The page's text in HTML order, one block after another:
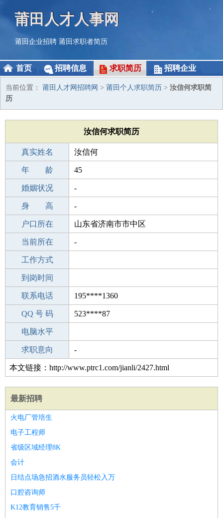
莆田人才人事网
莆田企业招聘 莆田求职者简历
首页 招聘信息 求职简历 招聘企业
当前位置： 莆田人才网招聘网 > 莆田个人求职简历 > 汝信何求职简
历
汝信何求职简历
真实姓名 汝信何
性 别 男
年 龄 45
出生年月 1981-01-06
婚姻状况 -
学 历 高中
身 高 -
毕业学校 永城乡官庄中学
户口所在 山东省济南市市中区
所学专业 -
当前所在 -
工作经验
工作方式
驾 照
到岗时间
期望月薪
联系电话 195****1360
手机号码 195****1360
QQ 号 码 523****87
微信号码
电脑水平
外语水平
求职意向 -
本文链接：http://www.ptrc1.com/jianli/2427.html
最新招聘
火电厂管培生
电子工程师
省级区域经理8K
会计
日结点场急招酒水服务员轻松入万
口腔咨询师
K12教育销售5千